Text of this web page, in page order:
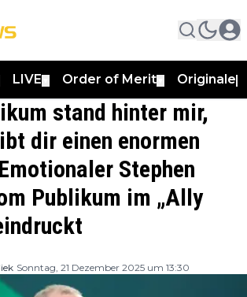
LIVE Order of Merit Originale
stand hinter mir,
dir einen enormen
Stephen
Publikum im „Ally
Sonntag, 21 Dezember 2025 um 13:30